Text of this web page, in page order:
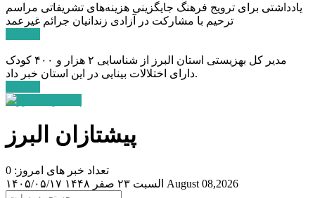
یادداشتی برای ترویج فرهنگ جایگزینی هزینه‌های تشریفاتی مراسم
ترحیم با مشارکت در آزادی زندانیان جرائم غیرعمد
مدیر کل بهزیستی استان البرز از شناسایی ۲ هزار و ۴۰۰ کودک
دارای اختلالات بینایی در این استان خبر داد.
پیشتازان البرز
تعداد خبر های امروز: 0
۱۴۰۵/۰۵/۱۷
السبت ۲۳ صفر ۱۴۴۸ August 08,2026